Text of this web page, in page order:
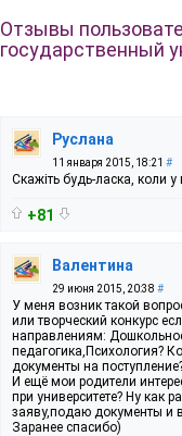
Отзывы
государственный
Руслана
11 января 2015, 18:21 #
Скажіть будь-ласка, коли у
+81
Валентина
29 июня 2015, 20:38 #
У меня возник такой
или творческий конкурс
направлениям:
педагогика,Психология?
документы на
И ещё мои родители
при университете? Ну как
заяву,подаю документы и
Заранее спасибо)